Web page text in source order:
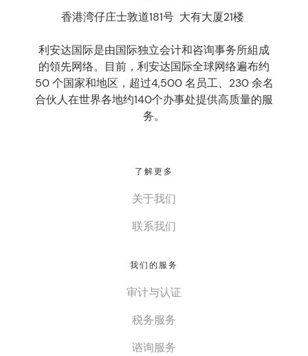
香港湾仔庄士敦道181号 大有大厦21楼
利安达国际是由国际独立会计和咨询事务所組成
的領先网络。目前，利安达国际全球网络遍布约
50 个国家和地区，超过4,500 名员工、230 余名
合伙人在世界各地约140个办事处提供高质量的服
务。
了解更多
关于我们
联系我们
我们的服务
审计与认证
税务服务
谘询服务